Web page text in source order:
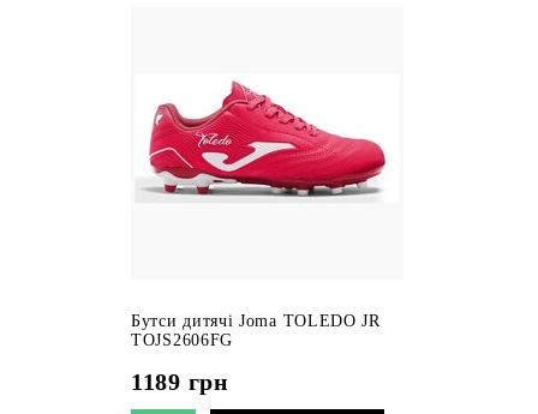
Бутси дитячі Joma TOLEDO JR
TOJS2606FG
1189 грн